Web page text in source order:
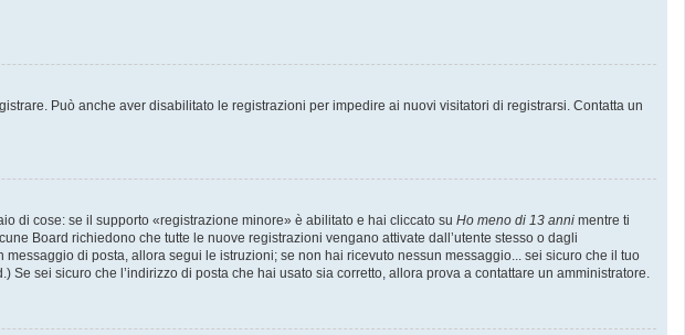
Può anche aver disabilitato le registrazioni per impedire ai nuovi visitatori di registrarsi. Contatta un
di cose: se il supporto «registrazione minore» è abilitato e hai cliccato su Ho meno di 13 anni mentre ti
Board richiedono che tutte le nuove registrazioni vengano attivate dall’utente stesso o dagli
di posta, allora segui le istruzioni; se non hai ricevuto nessun messaggio... sei sicuro che il tuo
sei sicuro che l’indirizzo di posta che hai usato sia corretto, allora prova a contattare un amministratore.